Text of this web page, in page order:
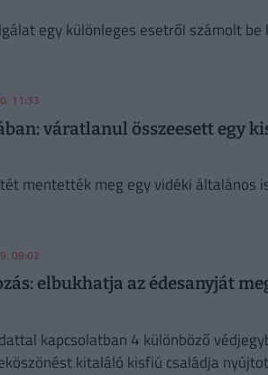
egy különleges esetről számolt
11:33
váratlanul összeesett egy
mentették meg egy vidéki
09:02
elbukhatja az édesanyját
kapcsolatban 4 különböző
kitaláló kisfiú családja